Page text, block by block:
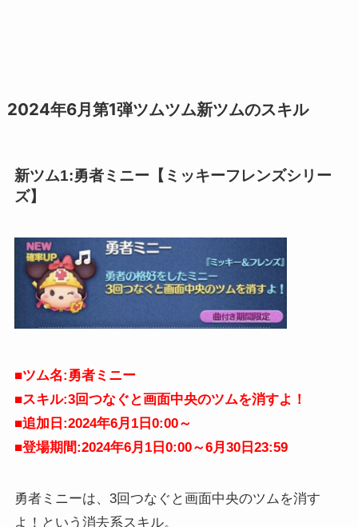
2024年6月第1弾ツムツム新ツムのスキル
新ツム1:勇者ミニー【ミッキーフレンズシリー
ズ】
■ツム名:勇者ミニー
■スキル:3回つなぐと画面中央のツムを消すよ！
■追加日:2024年6月1日0:00～
■登場期間:2024年6月1日0:00～6月30日 23:59
勇者ミニーは、3回つなぐと画面中央のツムを消す
よ！という消去系スキル。